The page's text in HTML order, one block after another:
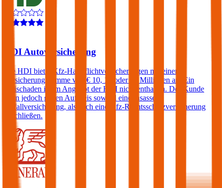
HDI Autoversicherung
Die HDI bietet Kfz-Haftpflichtversicherungen mit einer
Versicherungssumme von € 10, 15 oder 20 Millionen an. Ein
Freischaden ist im Angebot der HDI nicht enthalten. Der Kunde
kann jedoch gegen Aufpreis sowohl eine Insassen-
Unfallversicherung, als auch eine Kfz-Rechtsschutzversicherung
abschließen.